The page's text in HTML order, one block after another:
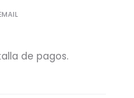
de pagos.